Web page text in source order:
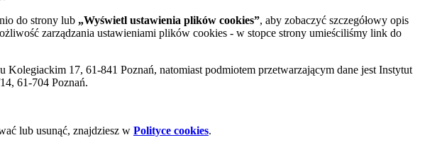
do strony lub „Wyświetl ustawienia plików cookies”, aby zobaczyć szczegółowy opis
zarządzania ustawieniami plików cookies - w stopce strony umieściliśmy link do
17, 61-841 Poznań, natomiast podmiotem przetwarzającym dane jest Instytut
61-704 Poznań.
lub usunąć, znajdziesz w Polityce cookies.